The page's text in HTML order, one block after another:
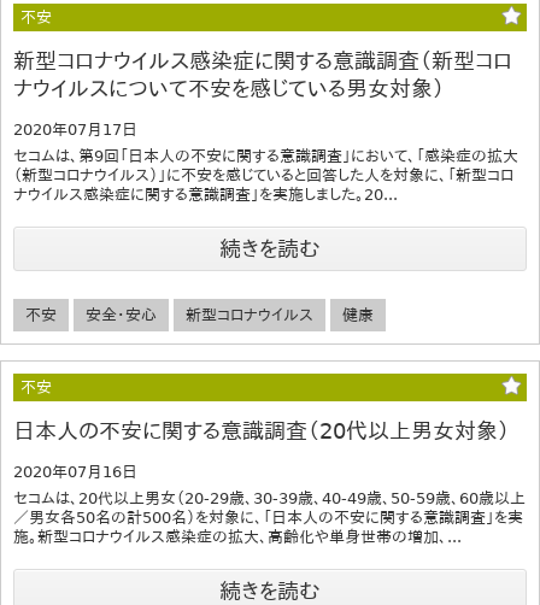
不安
新型コロナウイルス感染症に関する意識調査（新型コロ
ナウイルスについて不安を感じている男女対象）
2020年07月17日
セコムは、第9回「日本人の不安に関する意識調査」において、「感染症の拡大
（新型コロナウイルス）」に不安を感じていると回答した人を対象に、「新型コロ
ナウイルス感染症に関する意識調査」を実施しました。20...
続きを読む
不安 安全・安心 新型コロナウイルス 健康
不安
日本人の不安に関する意識調査（20代以上男女対象）
2020年07月16日
セコムは、20代以上男女（20-29歳、30-39歳、40-49歳、50-59歳、60歳以上
／男女各50名の計500名）を対象に、「日本人の不安に関する意識調査」を実
施。新型コロナウイルス感染症の拡大、高齢化や単身世帯の増加、...
続きを読む